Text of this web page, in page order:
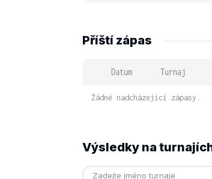
Příští zápas
Datum Turnaj
Žádné nadcházející zápasy.
Výsledky na